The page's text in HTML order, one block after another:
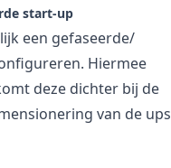
start-up
een gefaseerde/
Hiermee
deze dichter bij de
van de ups